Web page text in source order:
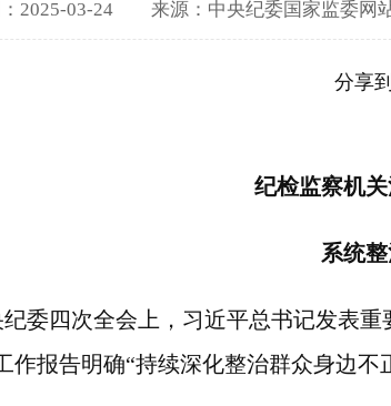
：2025-03-24 来源：中央纪委国家监
分享
纪检监察机
系统
四次全会上，习近平总书记发表重
作报告明确“持续深化整治群众身边不